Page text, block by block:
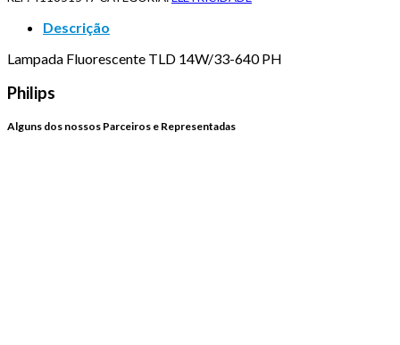
Descrição
Lampada Fluorescente TLD 14W/33-640 PH
Philips
Alguns dos nossos Parceiros e Representadas